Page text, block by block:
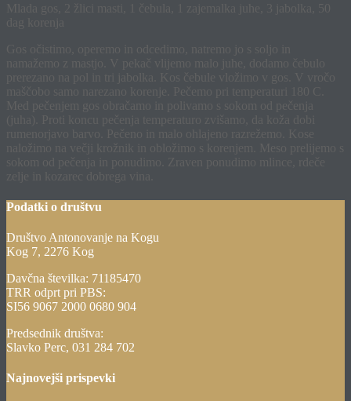
Mlada gos, 2 žlici masti, 1 čebula, 1 zajemalka juhe, 3 jabolka, 50
dag korenja
Gos očistimo, operemo in odcedimo, natremo jo s soljo in
namažemo z mastjo. V pekač vlijemo malo juhe, dodamo čebulo
prerezano na pol in tri jabolka. Kos čebule vložimo v gos. V vročo
maščobo samo narezano korenje. Pečemo pri temperaturi 180 C.
Med pečenjem gos obračamo in polivamo s sokom od pečenja
(juha). Proti koncu pečenja temperaturo zvišamo, da koža dobi
rumenorjavo barvo. Pečeno in malo ohlajeno razrežemo. Kose
naložimo na večji krožnik in obložimo s korenjem. Meso prelijemo s
sokom od pečenja in ponudimo. Zraven ponudimo mlince, rdeče
zelje in kozarec dobrega vina.
Podatki o društvu
Društvo Antonovanje na Kogu
Kog 7, 2276 Kog
Davčna številka: 71185470
TRR odprt pri PBS:
SI56 9067 2000 0680 904
Predsednik društva:
Slavko Perc, 031 284 702
Najnovejši prispevki